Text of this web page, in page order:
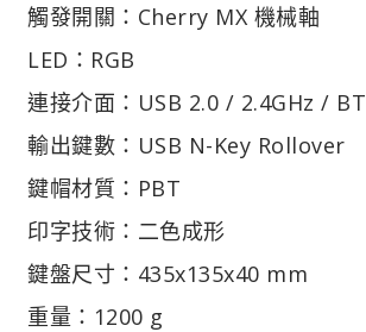
觸發開關：Cherry MX 機械軸
LED：RGB
連接介面：USB 2.0 / 2.4GHz / BT
輸出鍵數：USB N-Key Rollover
鍵帽材質：PBT
印字技術：二色成形
鍵盤尺寸：435x135x40 mm
重量：1200 g